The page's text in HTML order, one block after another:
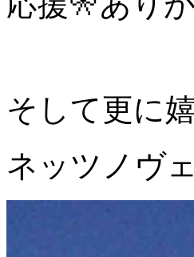
そして更に
ネッツノヴ